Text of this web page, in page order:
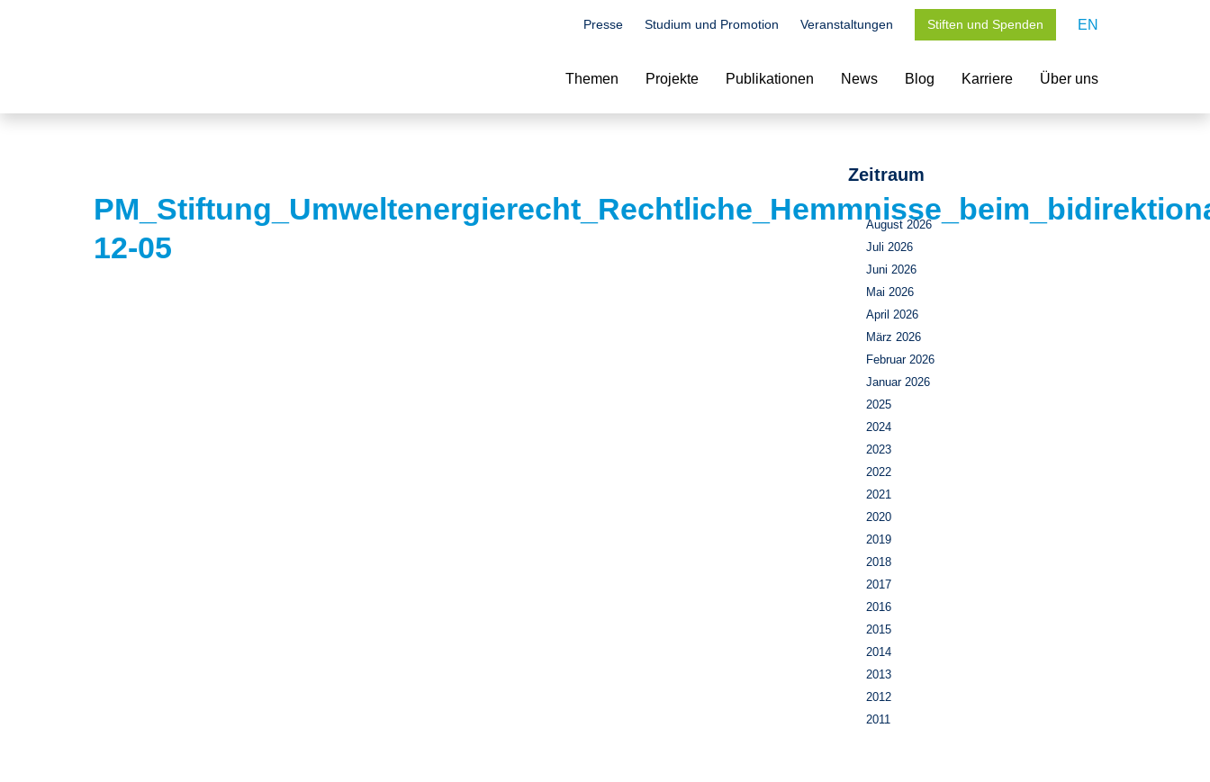
Presse Studium und Promotion Veranstaltungen Stiften und Spenden EN
Themen Projekte Publikationen News Blog Karriere Über uns
12-05
Zeitraum
August 2026
Juli 2026
Juni 2026
Mai 2026
April 2026
März 2026
Februar 2026
Januar 2026
2025
2024
2023
2022
2021
2020
2019
2018
2017
2016
2015
2014
2013
2012
2011